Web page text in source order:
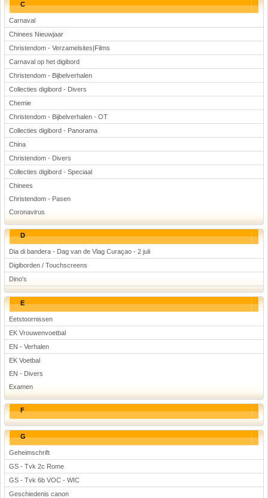
C
Carnaval
Chinees Nieuwjaar
Christendom - Verzamelsites|Films
Carnaval op het digibord
Christendom - Bijbelverhalen
Collecties digibord - Divers
Chemie
Christendom - Bijbelverhalen - OT
Collecties digibord - Panorama
China
Christendom - Divers
Collecties digibord - Speciaal
Chinees
Christendom - Pasen
Coronavirus
D
Dia di bandera - Dag van de Vlag Curaçao - 2 juli
Digiborden / Touchscreens
Dino's
E
Eetstoornissen
EK Vrouwenvoetbal
EN - Verhalen
EK Voetbal
EN - Divers
Examen
F
G
Geheimschrift
GS - Tvk 2c Rome
GS - Tvk 6b VOC - WIC
Geschiedenis canon